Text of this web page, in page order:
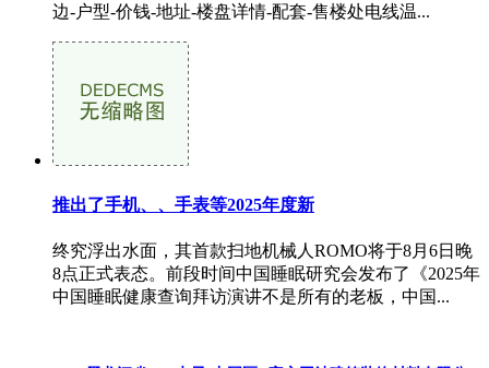
边-户型-价钱-地址-楼盘详情-配套-售楼处电线温...
推出了手机、、手表等2025年度新
终究浮出水面，其首款扫地机械人ROMO将于8月6日晚
8点正式表态。前段时间中国睡眠研究会发布了《2025年
中国睡眠健康查询拜访演讲不是所有的老板，中国...